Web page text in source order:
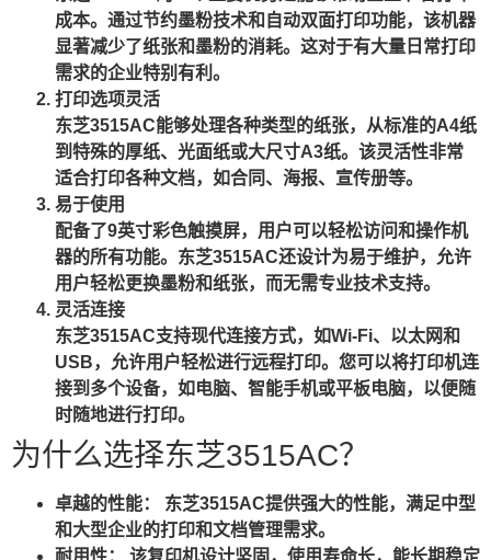
成本。通过节约墨粉技术和自动双面打印功能，该机器
显著减少了纸张和墨粉的消耗。这对于有大量日常打印
需求的企业特别有利。
打印选项灵活
东芝3515AC能够处理各种类型的纸张，从标准的A4纸
到特殊的厚纸、光面纸或大尺寸A3纸。该灵活性非常
适合打印各种文档，如合同、海报、宣传册等。
易于使用
配备了9英寸彩色触摸屏，用户可以轻松访问和操作机
器的所有功能。东芝3515AC还设计为易于维护，允许
用户轻松更换墨粉和纸张，而无需专业技术支持。
灵活连接
东芝3515AC支持现代连接方式，如Wi-Fi、以太网和
USB，允许用户轻松进行远程打印。您可以将打印机连
接到多个设备，如电脑、智能手机或平板电脑，以便随
时随地进行打印。
为什么选择东芝3515AC？
卓越的性能： 东芝3515AC提供强大的性能，满足中型
和大型企业的打印和文档管理需求。
耐用性： 该复印机设计坚固，使用寿命长，能长期稳定